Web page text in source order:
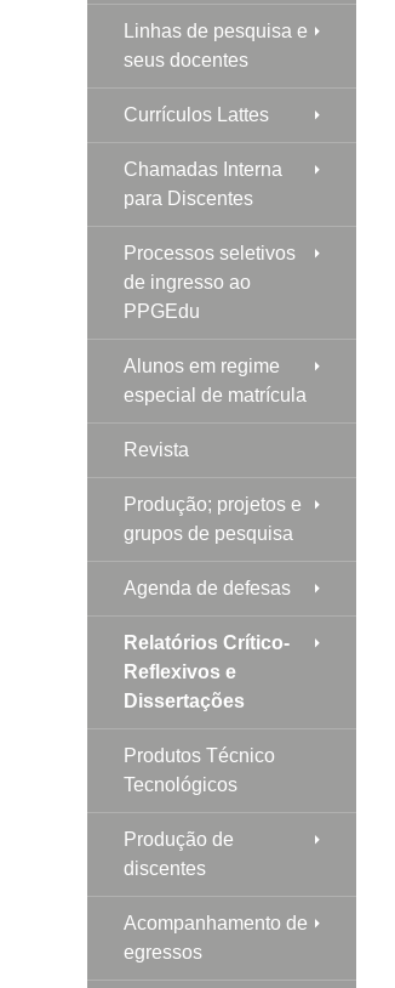
Linhas de pesquisa e
seus docentes
Currículos Lattes
Chamadas Interna
para Discentes
Processos seletivos
de ingresso ao
PPGEdu
Alunos em regime
especial de matrícula
Revista
Produção; projetos e
grupos de pesquisa
Agenda de defesas
Relatórios Crítico-
Reflexivos e
Dissertações
Produtos Técnico
Tecnológicos
Produção de
discentes
Acompanhamento de
egressos